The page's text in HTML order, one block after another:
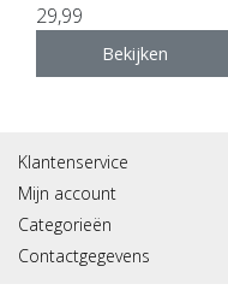
29,99
Bekijken
Klantenservice
Mijn account
Categorieën
Contactgegevens